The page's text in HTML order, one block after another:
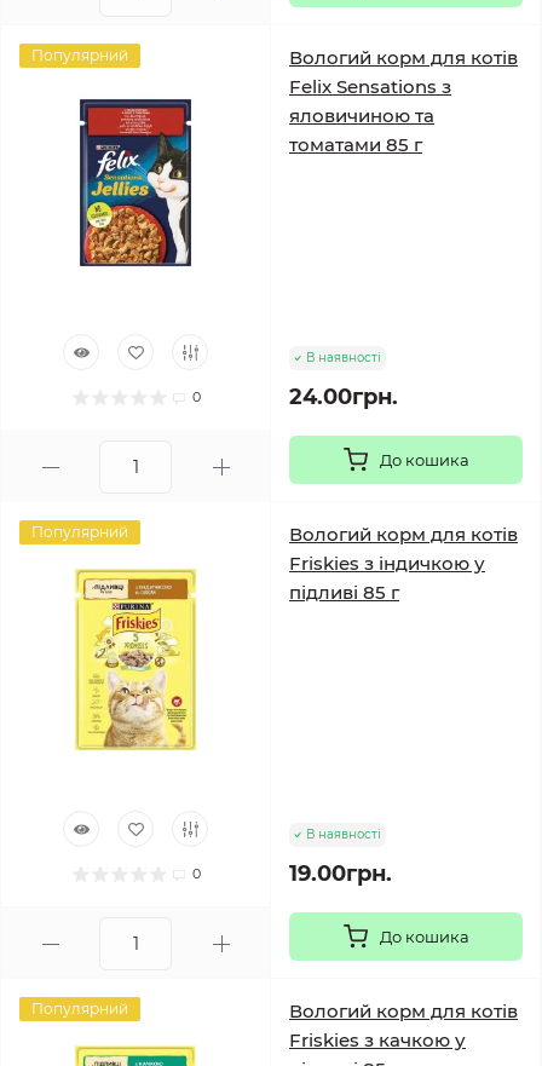
Популярний
0
Вологий корм для котів
Felix Sensations з
яловичиною та
томатами 85 г
В наявності
24.00грн.
До кошика
Популярний
0
Вологий корм для котів
Friskies з індичкою у
підливі 85 г
В наявності
19.00грн.
До кошика
Популярний
Вологий корм для котів
Friskies з качкою у